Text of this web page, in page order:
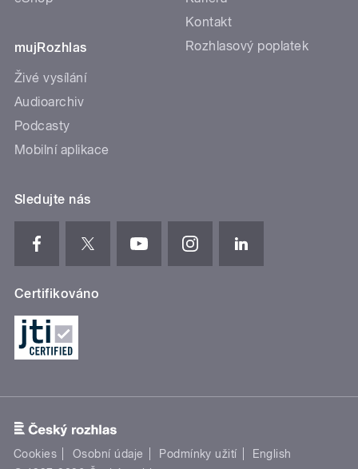
mujRozhlas
Živé vysílání
Audioarchiv
Podcasty
Mobilní aplikace
Kontakt
Rozhlasový poplatek
Sledujte nás
Certifikováno
Cookies Osobní údaje Podmínky užití
English